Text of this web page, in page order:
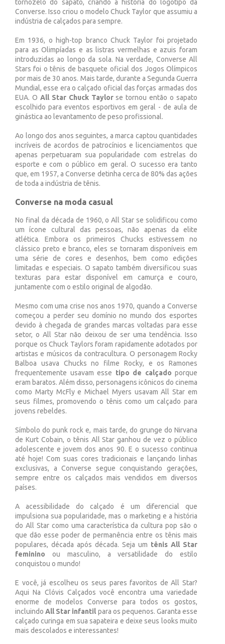
tornozelo do sapato, criando a história do logotipo da
Converse. Isso criou o modelo Chuck Taylor que assumiu a
indústria de calçados para sempre.
Em 1936, o high-top branco Chuck Taylor foi projetado
para as Olimpíadas e as listras vermelhas e azuis foram
introduzidas ao longo da sola. Na verdade, Converse All
Stars foi o tênis de basquete oficial dos Jogos Olímpicos
por mais de 30 anos. Mais tarde, durante a Segunda Guerra
Mundial, esse era o calçado oficial das forças armadas dos
EUA. O All Star Chuck Taylorse tornou então o sapato
escolhido para eventos esportivos em geral - de aula de
ginástica ao levantamento de peso profissional.
Ao longo dos anos seguintes, a marca captou quantidades
incríveis de acordos de patrocínios e licenciamentos que
apenas perpetuaram sua popularidade com estrelas do
esporte e com o público em geral. O sucesso era tanto
que, em 1957, a Converse detinha cerca de 80% das ações
de toda a indústria de tênis.
Converse na moda casual
No final da década de 1960, o All Star se solidificou como
um ícone cultural das pessoas, não apenas da elite
atlética. Embora os primeiros Chucks estivessem no
clássico preto e branco, eles se tornaram disponíveis em
uma série de cores e desenhos, bem como edições
limitadas e especiais. O sapato também diversificou suas
texturas para estar disponível em camurça e couro,
juntamente com o estilo original de algodão.
Mesmo com uma crise nos anos 1970, quando a Converse
começou a perder seu domínio no mundo dos esportes
devido à chegada de grandes marcas voltadas para esse
setor, o All Star não deixou de ser uma tendência. Isso
porque os Chuck Taylors foram rapidamente adotados por
artistas e músicos da contracultura. O personagem Rocky
Balboa usava Chucks no filme Rocky, e os Ramones
frequentemente usavam esse tipo de calçado porque
eram baratos. Além disso, personagens icônicos do cinema
como Marty McFly e Michael Myers usavam All Star em
seus filmes, promovendo o tênis como um calçado para
jovens rebeldes.
Símbolo do punk rock e, mais tarde, do grunge do Nirvana
de Kurt Cobain, o tênis All Star ganhou de vez o público
adolescente e jovem dos anos 90. E o sucesso continua
até hoje! Com suas cores tradicionais e lançando linhas
exclusivas, a Converse segue conquistando gerações,
sempre entre os calçados mais vendidos em diversos
países.
A acessibilidade do calçado é um diferencial que
impulsiona sua popularidade, mas o marketing e a história
do All Star como uma característica da cultura pop são o
que dão esse poder de permanência entre os tênis mais
populares, década após década. Seja um tênis All Star
feminino ou masculino, a versatilidade do estilo
conquistou o mundo!
E você, já escolheu os seus pares favoritos de All Star?
Aqui Na Clóvis Calçados você encontra uma variedade
enorme de modelos Converse para todos os gostos,
incluindoAll Star infantil para os pequenos. Garanta esse
calçado curinga em sua sapateira e deixe seus looks muito
mais descolados e interessantes!